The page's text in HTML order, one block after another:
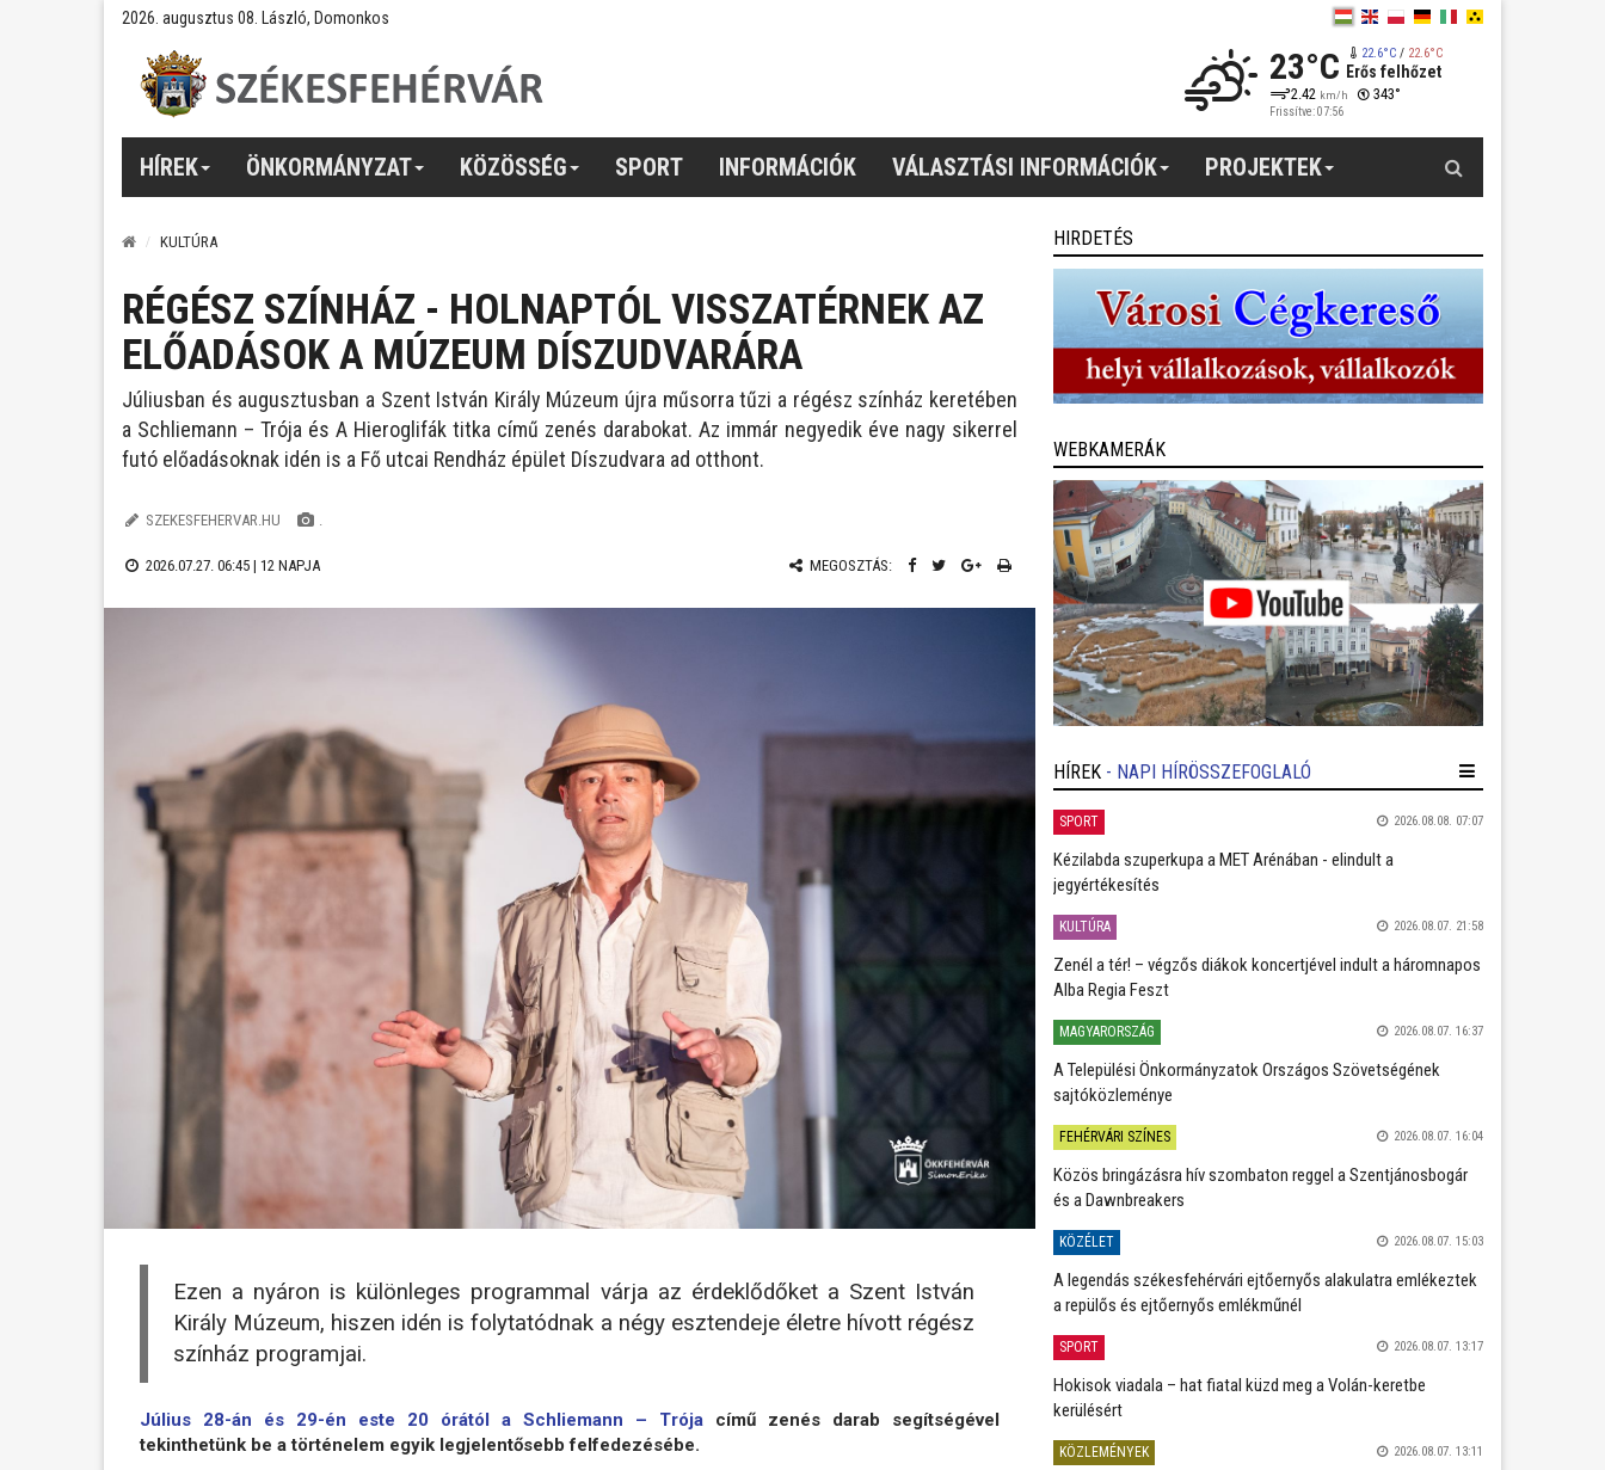
2026. augusztus 08. László, Domonkos
23°C 22.6°C/ 22.6°C
Erős felhőzet
2.42 km/h 343°
Frissítve: 07:56
HÍREK ÖNKORMÁNYZAT KÖZÖSSÉG SPORT INFORMÁCIÓK VÁLASZTÁSI INFORMÁCIÓK PROJEKTEK
KULTÚRA
RÉGÉSZ SZÍNHÁZ - HOLNAPTÓL VISSZATÉRNEK AZ
ELŐADÁSOK A MÚZEUM DÍSZUDVARÁRA
Júliusban és augusztusban a Szent István Király Múzeum újra műsorra tűzi a régész színház keretében
a Schliemann – Trója és A Hieroglifák titka című zenés darabokat. Az immár negyedik éve nagy sikerrel
futó előadásoknak idén is a Fő utcai Rendház épület Díszudvara ad otthont.
SZEKESFEHERVAR.HU .
2026.07.27. 06:45 | 12 NAPJA MEGOSZTÁS:
Ezen a nyáron is különleges programmal várja az érdeklődőket a Szent István
Király Múzeum, hiszen idén is folytatódnak a négy esztendeje életre hívott régész
színház programjai.
Július 28-án és 29-én este 20 órától a Schliemann – Trója című zenés darab segítségével
tekinthetünk be a történelem egyik legjelentősebb felfedezésébe.
HIRDETÉS
WEBKAMERÁK
HÍREK - NAPI HÍRÖSSZEFOGLALÓ
SPORT 2026.08.08. 07:07
Kézilabda szuperkupa a MET Arénában - elindult a
jegyértékesítés
KULTÚRA 2026.08.07. 21:58
Zenél a tér! – végzős diákok koncertjével indult a háromnapos
Alba Regia Feszt
MAGYARORSZÁG 2026.08.07. 16:37
A Települési Önkormányzatok Országos Szövetségének
sajtóközleménye
FEHÉRVÁRI SZÍNES 2026.08.07. 16:04
Közös bringázásra hív szombaton reggel a Szentjánosbogár
és a Dawnbreakers
KÖZÉLET 2026.08.07. 15:03
A legendás székesfehérvári ejtőernyős alakulatra emlékeztek
a repülős és ejtőernyős emlékműnél
SPORT 2026.08.07. 13:17
Hokisok viadala – hat fiatal küzd meg a Volán-keretbe
kerülésért
KÖZLEMÉNYEK 2026.08.07. 13:11